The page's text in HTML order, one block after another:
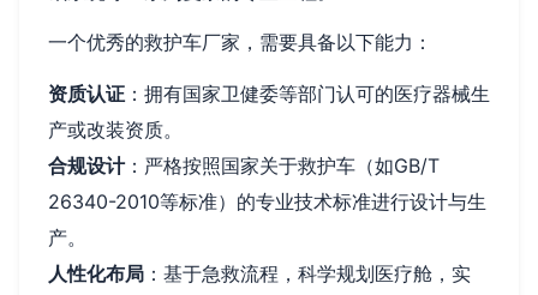
一个优秀的救护车厂家，需要具备以下能力：
资质认证 ：拥有国家卫健委等部门认可的医疗器械生
产或改装资质。
合规设计：严格按照国家关于救护车（如GB/T
26340-2010等标准）的专业技术标准进行设计与生
产。
人性化布局 ：基于急救流程，科学规划医疗舱，实